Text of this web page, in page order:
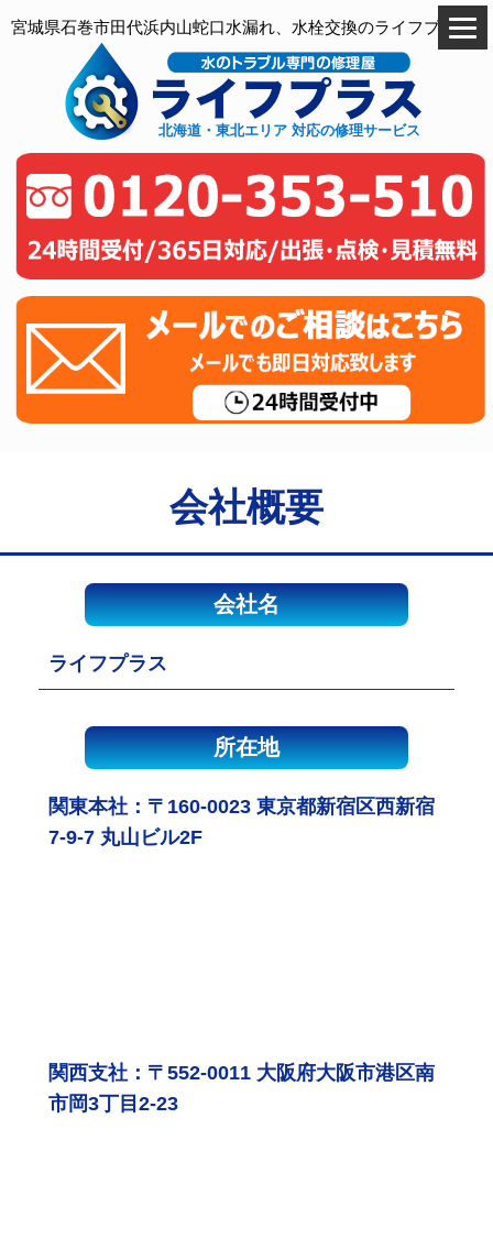
宮城県石巻市田代浜内山蛇口水漏れ、水栓交換のライフプラス
北海道・東北エリア 対応の修理サービス
会社概要
会社名
ライフプラス
所在地
関東本社：〒160-0023 東京都新宿区西新宿
7-9-7 丸山ビル2F
関西支社：〒552-0011 大阪府大阪市港区南
市岡3丁目2-23